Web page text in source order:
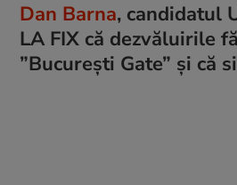
Dan Barna, candidatul
LA FIX că dezvăluirile
”București Gate” și că